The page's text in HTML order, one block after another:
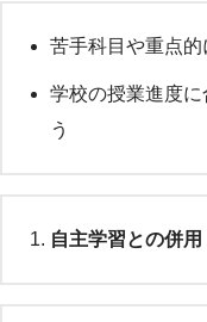
苦手科目や重点
学校の授業進度
う
自主学習との併用